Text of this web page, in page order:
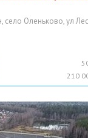
село Оленьково, ул
210